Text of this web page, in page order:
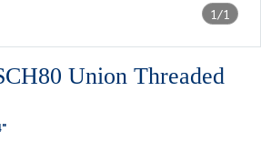
1/1
Union Threaded